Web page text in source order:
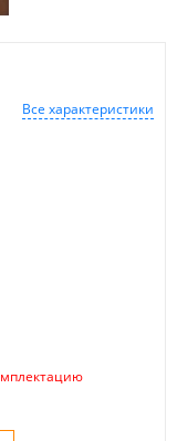
Все характеристики